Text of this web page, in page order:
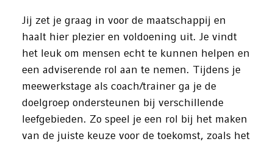
Jij zet je graag in voor de maatschappij en
haalt hier plezier en voldoening uit. Je vindt
het leuk om mensen echt te kunnen helpen en
een adviserende rol aan te nemen. Tijdens je
meewerkstage als coach/trainer ga je de
doelgroep ondersteunen bij verschillende
leefgebieden. Zo speel je een rol bij het maken
van de juiste keuze voor de toekomst, zoals het